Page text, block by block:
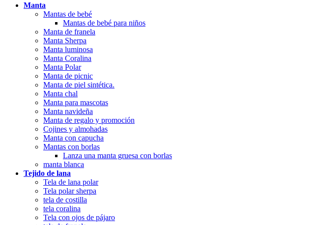
Manta
Mantas de bebé
Mantas de bebé para niños
Manta de franela
Manta Sherpa
Manta luminosa
Manta Coralina
Manta Polar
Manta de picnic
Manta de piel sintética.
Manta chal
Manta para mascotas
Manta navideña
Manta de regalo y promoción
Cojines y almohadas
Manta con capucha
Mantas con borlas
Lanza una manta gruesa con borlas
manta blanca
Tejido de lana
Tela de lana polar
Tela polar sherpa
tela de costilla
tela coralina
Tela con ojos de pájaro